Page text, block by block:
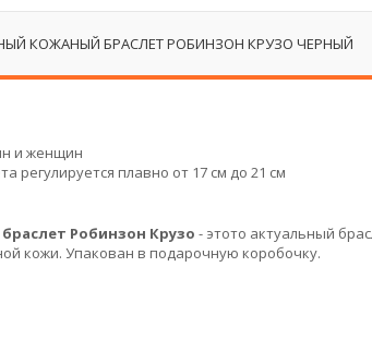
КОЖАНЫЙ БРАСЛЕТ РОБИНЗОН КРУЗО ЧЕРНЫЙ
и женщин
регулируется плавно от 17 см до 21 см
Робинзон Крузо - этото актуальный
кожи. Упакован в подарочную коробочку.